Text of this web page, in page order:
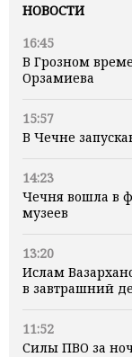
НОВОСТИ
16:45
В Грозном
Орзамиева
15:57
В Чечне
14:23
Чечня вошла в
музеев
13:20
Ислам
в завтрашний
11:52
Силы ПВО за